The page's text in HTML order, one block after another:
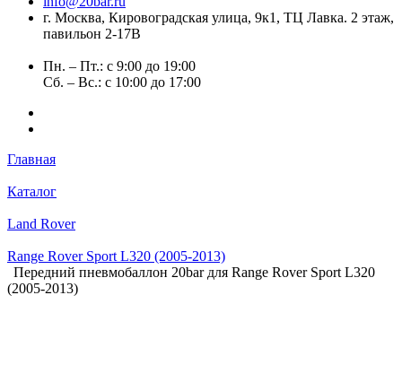
г. Москва, Кировоградская улица, 9к1, ТЦ Лавка. 2 этаж,
павильон 2-17В
Пн. – Пт.: с 9:00 до 19:00
Сб. – Вс.: с 10:00 до 17:00
Главная
Каталог
Land Rover
Range Rover Sport L320 (2005-2013)
Передний пневмобаллон 20bar для Range Rover Sport L320
(2005-2013)